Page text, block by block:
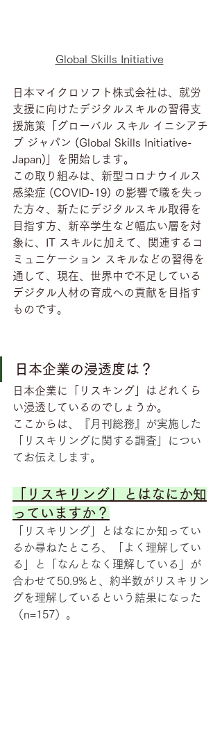
Global Skills Initiative
日本マイクロソフト株式会社は、就労
支援に向けたデジタルスキルの習得支
援施策「グローバル スキル イニシアチ
ブ ジャパン (Global Skills Initiative-
Japan)」を開始します。
この取り組みは、新型コロナウイルス
感染症 (COVID-19) の影響で職を失っ
た方々、新たにデジタルスキル取得を
目指す方、新卒学生など幅広い層を対
象に、IT スキルに加えて、関連するコ
ミュニケーション スキルなどの習得を
通して、現在、世界中で不足している
デジタル人材の育成への貢献を目指す
ものです。
日本企業の浸透度は？
日本企業に「リスキング」はどれくら
い浸透しているのでしょうか。
ここからは、
『月刊総務』が実施した
「リスキリングに関する調査」につい
てお伝えします。
「リスキリング」とはなにか知
っていますか？
「リスキリング」とはなにか知ってい
るか尋ねたところ、「よく理解してい
る」と「なんとなく理解している」が
合わせて50.9%と、約半数がリスキリン
グを理解しているという結果になった
（n=157）。